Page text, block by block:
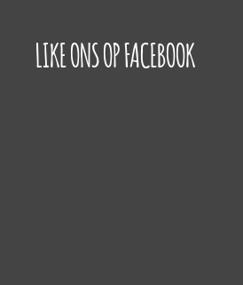
LIKE ONS OP FACEBOOK